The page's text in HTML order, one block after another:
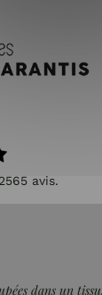
avis.
dans un